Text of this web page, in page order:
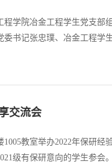
学院冶金工程学生党支部
书记张忠璞、冶金工程学
习近平总书记代表第十九
交流会
教室举办2022年保研经
级有保研意向的学生参会